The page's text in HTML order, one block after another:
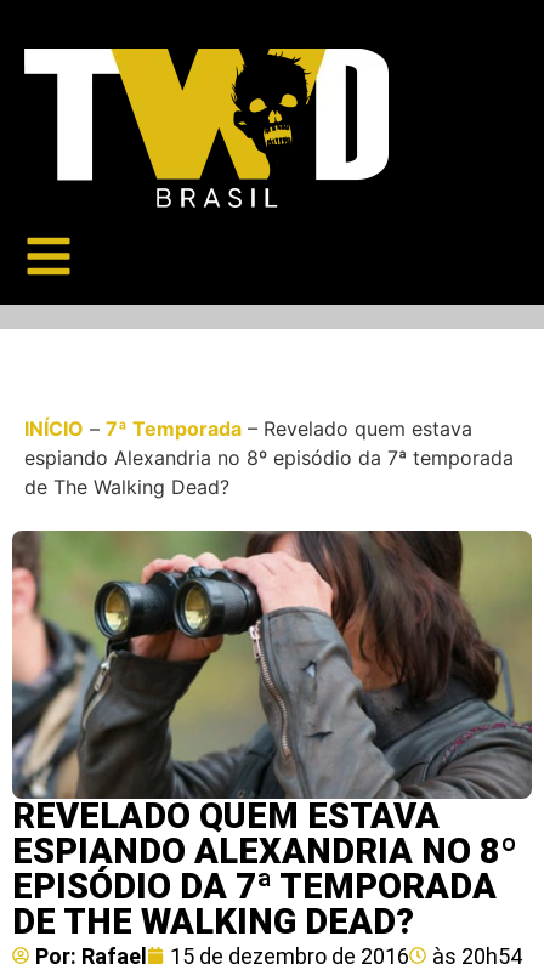
INÍCIO – 7ª Temporada – Revelado quem estava
espiando Alexandria no 8º episódio da 7ª temporada
de The Walking Dead?
REVELADO QUEM ESTAVA
ESPIANDO ALEXANDRIA NO 8º
EPISÓDIO DA 7ª TEMPORADA
DE THE WALKING DEAD?
Por: Rafael 15 de dezembro de 2016 às 20h54